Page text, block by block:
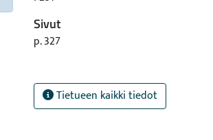
Sivut
p. 327
Tietueen kaikki tiedot